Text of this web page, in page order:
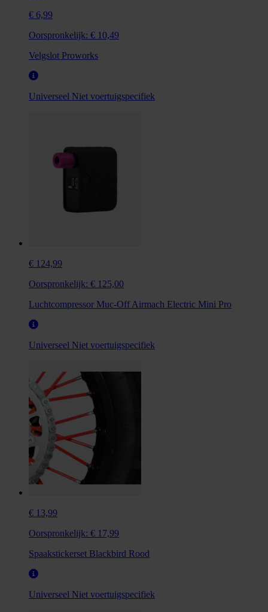
€ 6,99
Oorspronkelijk: € 10,49
Velgslot Proworks
Universeel Niet voertuigspecifiek
€ 124,99
Oorspronkelijk: € 125,00
Luchtcompressor Muc-Off Airmach Electric Mini Pro
Universeel Niet voertuigspecifiek
€ 13,99
Oorspronkelijk: € 17,99
Spaakstickerset Blackbird Rood
Universeel Niet voertuigspecifiek